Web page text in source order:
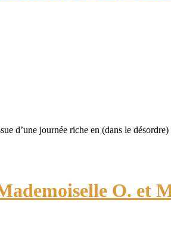
d’une journée riche en (dans le
O. et